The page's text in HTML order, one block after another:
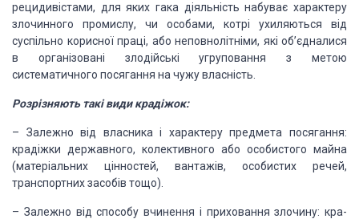
рецидивістами, для яких гака діяльність набуває характеру
злочинного промислу, чи особами, котрі ухиляються від
суспільно корисної праці, або не­повнолітніми, які об’єдналися
в організовані злодійські угрупо­вання з метою
систематичного посягання на чужу власність.
Розрізняють такі види крадіжок:
– Залежно від власника і характерупредмета посягання:
крадіжки державного, колективного або особистого майна
(ма­теріальних цінностей, вантажів, особистих речей,
транспортних засобів тощо).
– Залежно від способу вчинення і приховання злочину: кра­